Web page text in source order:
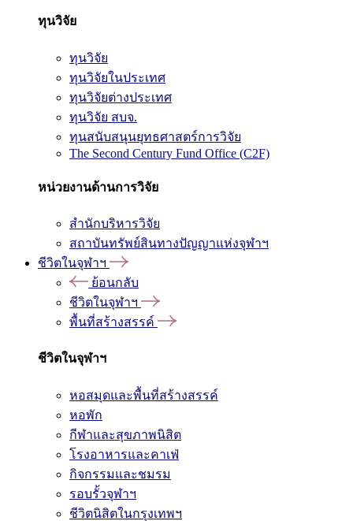
ทุนวิจัย
ทุนวิจัย
ทุนวิจัยในประเทศ
ทุนวิจัยต่างประเทศ
ทุนวิจัย สบจ.
ทุนสนับสนุนยุทธศาสตร์การวิจัย
The Second Century Fund Office (C2F)
หน่วยงานด้านการวิจัย
สำนักบริหารวิจัย
สถาบันทรัพย์สินทางปัญญาแห่งจุฬาฯ
ชีวิตในจุฬาฯ
ย้อนกลับ
ชีวิตในจุฬาฯ
พื้นที่สร้างสรรค์
ชีวิตในจุฬาฯ
หอสมุดและพื้นที่สร้างสรรค์
หอพัก
กีฬาและสุขภาพนิสิต
โรงอาหารและคาเฟ่
กิจกรรมและชมรม
รอบรั้วจุฬาฯ
ชีวิตนิสิตในกรุงเทพฯ